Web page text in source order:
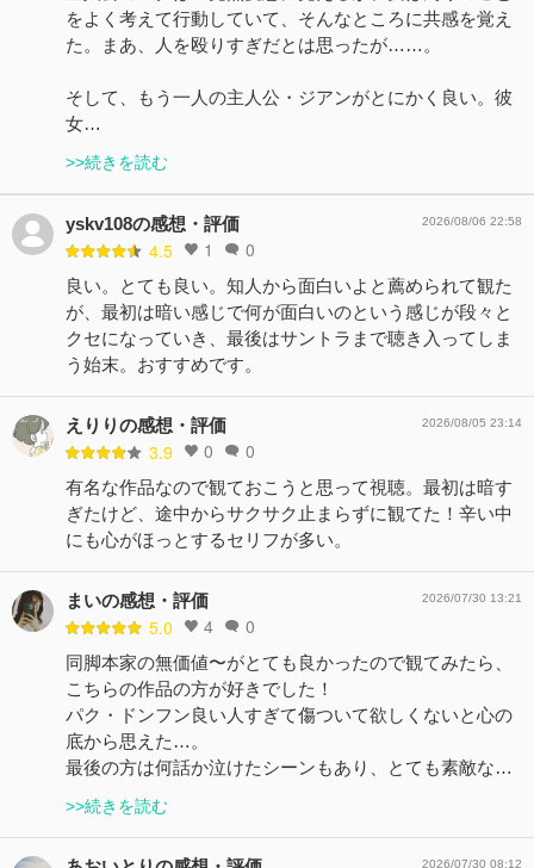
をよく考えて行動していて、そんなところに共感を覚え
た。まあ、人を殴りすぎだとは思ったが……。
そして、もう一人の主人公・ジアンがとにかく良い。彼
女…
>>続きを読む
yskv108の感想・評価
4.5 1 0
2026/08/06 22:58
良い。とても良い。知人から面白いよと薦められて観た
が、最初は暗い感じで何が面白いのという感じが段々と
クセになっていき、最後はサントラまで聴き入ってしま
う始末。おすすめです。
えりりの感想・評価
3.9 0 0
2026/08/05 23:14
有名な作品なので観ておこうと思って視聴。最初は暗す
ぎたけど、途中からサクサク止まらずに観てた！辛い中
にも心がほっとするセリフが多い。
まいの感想・評価
5.0 4 0
2026/07/30 13:21
同脚本家の無価値〜がとても良かったので観てみたら、
こちらの作品の方が好きでした！
パク・ドンフン良い人すぎて傷ついて欲しくないと心の
底から思えた…。
最後の方は何話か泣けたシーンもあり、とても素敵な…
>>続きを読む
2026/07/30 08:12